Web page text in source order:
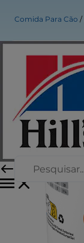
Comida Para Cão